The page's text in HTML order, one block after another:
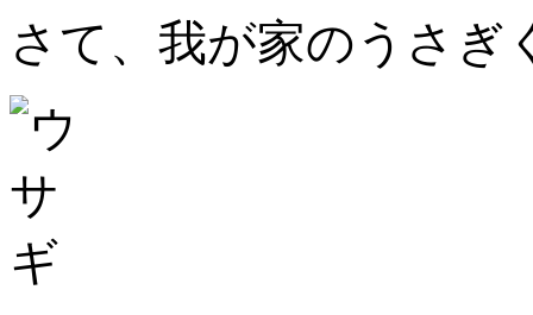
さて、我が家のうさ